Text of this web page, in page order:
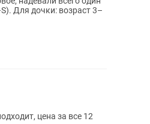
Для дочки: возраст 3–
цена за все 12